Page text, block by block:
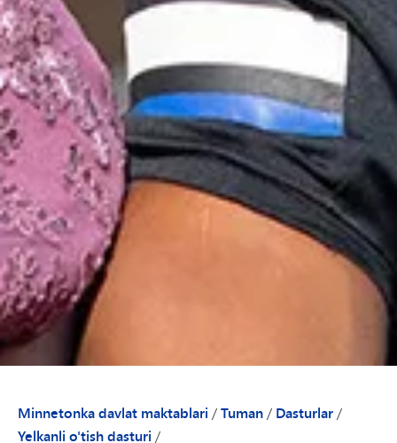
Minnetonka davlat maktablari /Tuman/ Dasturlar/
Yelkanli o'tish dasturi /